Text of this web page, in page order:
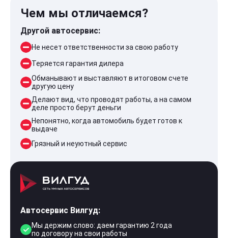
Чем мы отличаемся?
Другой автосервис:
Не несет ответственности за свою работу
Теряется гарантия дилера
Обманывают и выставляют в итоговом счете
другую цену
Делают вид, что проводят работы, а на самом
деле просто берут деньги
Непонятно, когда автомобиль будет готов к
выдаче
Грязный и неуютный сервис
Автосервис Вилгуд:
Мы держим слово: даем гарантию 2 года
по договору на свои работы